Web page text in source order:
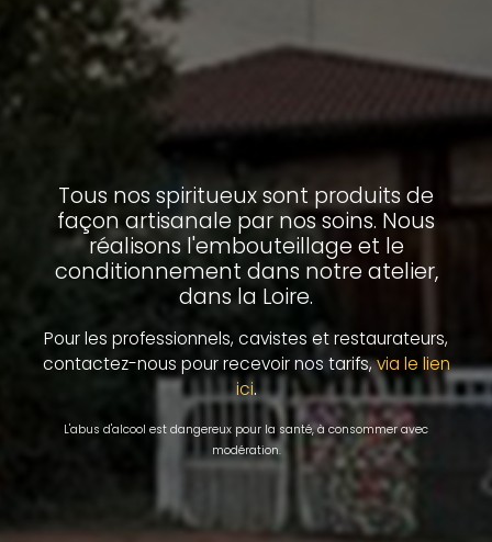
Tous nos spiritueux sont produits de
façon artisanale par nos soins. Nous
réalisons l'embouteillage et le
conditionnement dans notre atelier,
dans la Loire.
Pour les professionnels, cavistes et restaurateurs,
contactez-nous pour recevoir nos tarifs,via le lien
ici.
L'abus d'alcool est dangereux pour la santé, à consommer avec
modération.